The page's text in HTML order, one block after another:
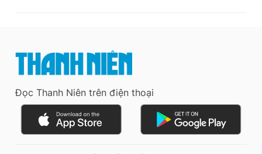
Đọc Thanh Niên trên điện thoại